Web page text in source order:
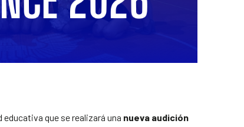
que se realizará una nueva audición